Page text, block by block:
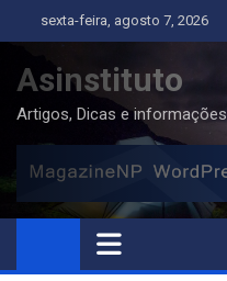
to
content
sexta-feira, agosto 7, 2026
Asinstituto
Artigos, Dicas e informações